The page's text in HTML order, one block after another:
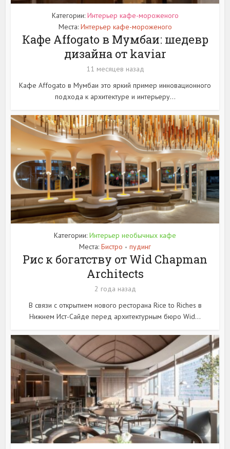
Категории: Интерьер кафе-мороженого
Места: Интерьер кафе-мороженого
Кафе Affogato в Мумбаи: шедевр
дизайна от kaviar
11 месяцев назад
Кафе Affogato в Мумбаи это яркий пример инновационного
подхода к архитектуре и интерьеру...
Категории: Интерьер необычных кафе
Места: Бистро • пудинг
Рис к богатству от Wid Chapman
Architects
2 года назад
В связи с открытием нового ресторана Rice to Riches в
Нижнем Ист-Сайде перед архитектурным бюро Wid...